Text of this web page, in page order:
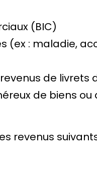
(BIC)
(ex : maladie,
de livrets
de biens
revenus